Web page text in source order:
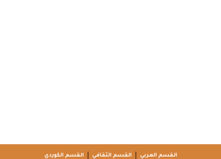
القسم العربي القسم الثقافي القسم الكوردي